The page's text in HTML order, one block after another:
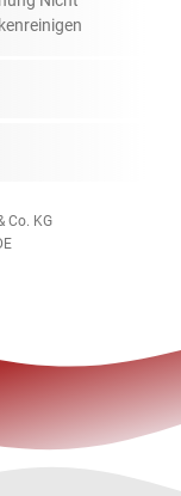
Co. KG